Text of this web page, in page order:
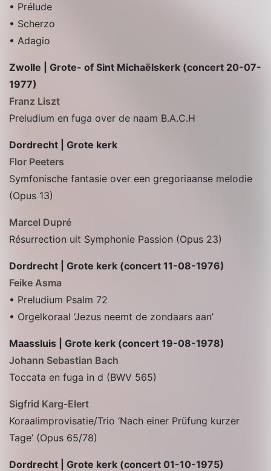
• Prélude
• Scherzo
• Adagio
Zwolle | Grote- of Sint Michaëlskerk (concert 20-07-
1977)
Franz Liszt
Preludium en fuga over de naam B.A.C.H
Dordrecht | Grote kerk
Flor Peeters
Symfonische fantasie over een gregoriaanse melodie
(Opus 13)
Marcel Dupré
Résurrection uit Symphonie Passion (Opus 23)
Dordrecht | Grote kerk (concert 11-08-1976)
Feike Asma
• Preludium Psalm 72
• Orgelkoraal ‘Jezus neemt de zondaars aan’
Maassluis | Grote kerk (concert 19-08-1978)
Johann Sebastian Bach
Toccata en fuga in d (BWV 565)
Sigfrid Karg-Elert
Koraalimprovisatie/Trio ‘Nach einer Prüfung kurzer
Tage’ (Opus 65/78)
Dordrecht | Grote kerk (concert 01-10-1975)